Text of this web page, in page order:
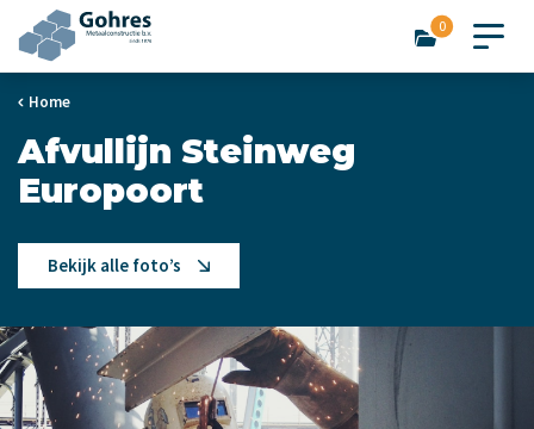
0
Home
Afvullijn Steinweg
Europoort
Bekijk alle foto’s